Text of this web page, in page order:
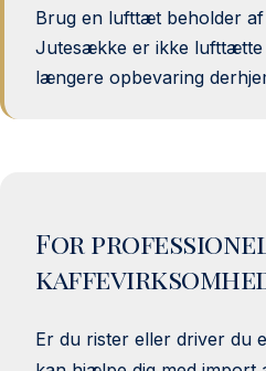
Brug en lufttæt beholder af
Jutesække er ikke
længere opbevaring
For
Er du rister eller driver du